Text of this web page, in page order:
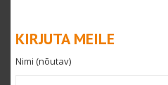
KIRJUTA MEILE
Nimi (nõutav)